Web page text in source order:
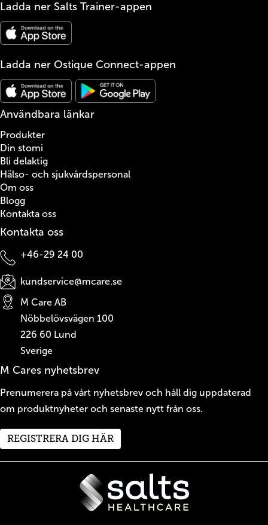
Ladda ner Salts Trainer-appen
Ladda ner Ostique Connect-appen
Användbara länkar
Produkter
Din stomi
Bli delaktig
Hälso- och sjukvårdspersonal
Om oss
Blogg
Kontakta oss
Kontakta oss
+46-29 24 00
kundservice@mcare.se
M Care AB
Nöbbelövsvägen 100
226 60 Lund
Sverige
M Cares nyhetsbrev
Prenumerera på vårt nyhetsbrev och håll dig uppdaterad
om produktnyheter och senaste nytt från oss.
REGISTRERA DIG HÄR